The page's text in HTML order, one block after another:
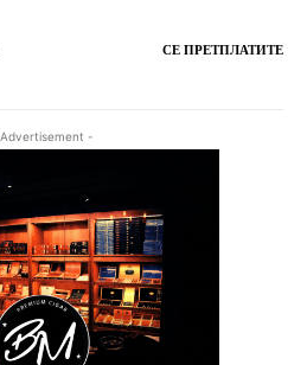
СЕ ПРЕТПЛАТИТЕ
-